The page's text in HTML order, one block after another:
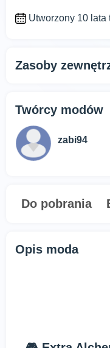
Utworzony 10 lata
Zasoby
Twórcy modów
zabi94
Do pobrania
Opis moda